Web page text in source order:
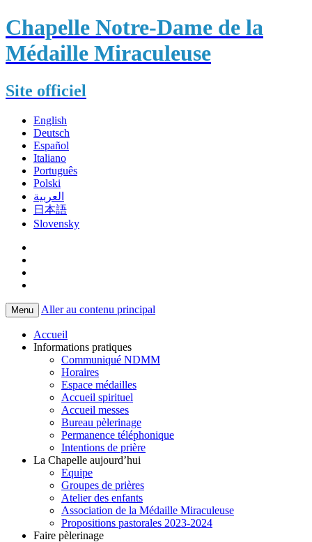
Chapelle Notre-Dame de la
Médaille Miraculeuse
Site officiel
English
Deutsch
Español
Italiano
Português
Polski
العربية
日本語
Slovensky
Menu Aller au contenu principal
Accueil
Informations pratiques
Communiqué NDMM
Horaires
Espace médailles
Accueil spirituel
Accueil messes
Bureau pèlerinage
Permanence téléphonique
Intentions de prière
La Chapelle aujourd’hui
Equipe
Groupes de prières
Atelier des enfants
Association de la Médaille Miraculeuse
Propositions pastorales 2023-2024
Faire pèlerinage